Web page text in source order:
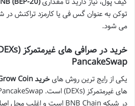
می شود.
PancakeSwap
یکی از رایج ترین روش هایخرید EverGrow Coin